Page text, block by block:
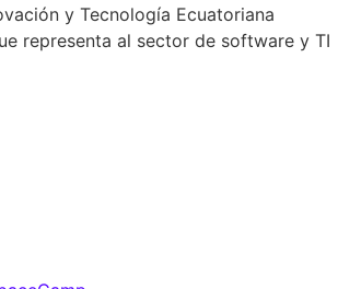
y Tecnología Ecuatoriana
representa al sector de software y TI